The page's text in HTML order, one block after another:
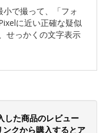
で撮って、「フォ
に近い正確な疑似
せっかくの文字表示
した商品のレビュー
クから購入するとア